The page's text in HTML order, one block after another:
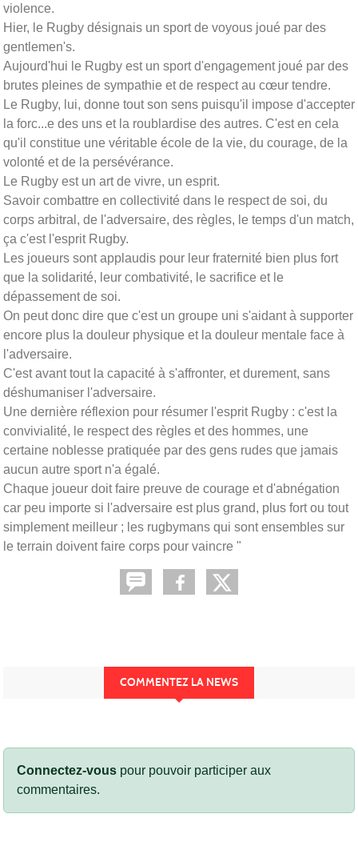
violence.
Hier, le Rugby désignais un sport de voyous joué par des
gentlemen's.
Aujourd'hui le Rugby est un sport d'engagement joué par des
brutes pleines de sympathie et de respect au cœur tendre.
Le Rugby, lui, donne tout son sens puisqu'il impose d'accepter
la forc...e des uns et la roublardise des autres. C'est en cela
qu'il constitue une véritable école de la vie, du courage, de la
volonté et de la persévérance.
Le Rugby est un art de vivre, un esprit.
Savoir combattre en collectivité dans le respect de soi, du
corps arbitral, de l'adversaire, des règles, le temps d'un match,
ça c'est l'esprit Rugby.
Les joueurs sont applaudis pour leur fraternité bien plus fort
que la solidarité, leur combativité, le sacrifice et le
dépassement de soi.
On peut donc dire que c'est un groupe uni s'aidant à supporter
encore plus la douleur physique et la douleur mentale face à
l'adversaire.
C'est avant tout la capacité à s'affronter, et durement, sans
déshumaniser l'adversaire.
Une dernière réflexion pour résumer l'esprit Rugby : c'est la
convivialité, le respect des règles et des hommes, une
certaine noblesse pratiquée par des gens rudes que jamais
aucun autre sport n'a égalé.
Chaque joueur doit faire preuve de courage et d'abnégation
car peu importe si l'adversaire est plus grand, plus fort ou tout
simplement meilleur ; les rugbymans qui sont ensembles sur
le terrain doivent faire corps pour vaincre "
COMMENTEZ LA NEWS
Connectez-vous pour pouvoir participer aux
commentaires.